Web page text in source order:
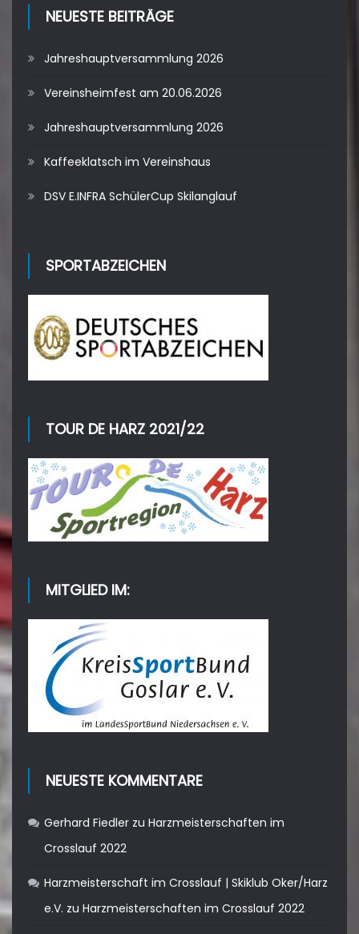
NEUESTE BEITRÄGE
Jahreshauptversammlung 2026
Vereinsheimfest am 20.06.2026
Jahreshauptversammlung 2026
Kaffeeklatsch im Vereinshaus
DSV E.INFRA SchülerCup Skilanglauf
SPORTABZEICHEN
TOUR DE HARZ 2021/22
MITGLIED IM:
NEUESTE KOMMENTARE
Gerhard Fiedler zuHarzmeisterschaften im
Crosslauf 2022
Harzmeisterschaft im Crosslauf | Skiklub Oker/Harz
e.V. zuHarzmeisterschaften im Crosslauf 2022